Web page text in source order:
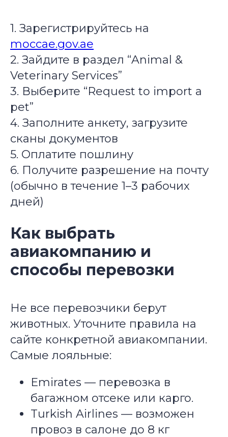
1. Зарегистрируйтесь на
moccae.gov.ae
2. Зайдите в раздел “Animal &
Veterinary Services”
3. Выберите “Request to import a
pet”
4. Заполните анкету, загрузите
сканы документов
5. Оплатите пошлину
6. Получите разрешение на почту
(обычно в течение 1–3 рабочих
дней)
Как выбрать
авиакомпанию и
способы перевозки
Не все перевозчики берут
животных. Уточните правила на
сайте конкретной авиакомпании.
Самые лояльные:
Emirates — перевозка в
багажном отсеке или карго.
Turkish Airlines — возможен
провоз в салоне до 8 кг